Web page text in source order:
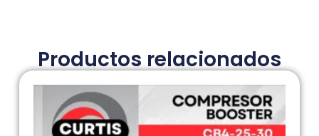
Productos relacionados